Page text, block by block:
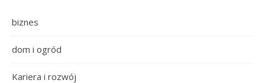
biznes
dom i ogród
Kariera i rozwój